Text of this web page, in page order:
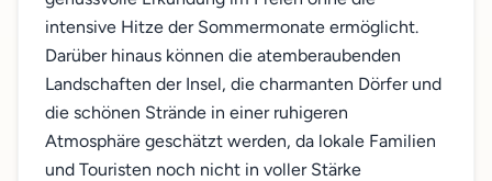
intensive Hitze der Sommermonate ermöglicht.
Darüber hinaus können die atemberaubenden
Landschaften der Insel, die charmanten Dörfer und
die schönen Strände in einer ruhigeren
Atmosphäre geschätzt werden, da lokale Familien
und Touristen noch nicht in voller Stärke